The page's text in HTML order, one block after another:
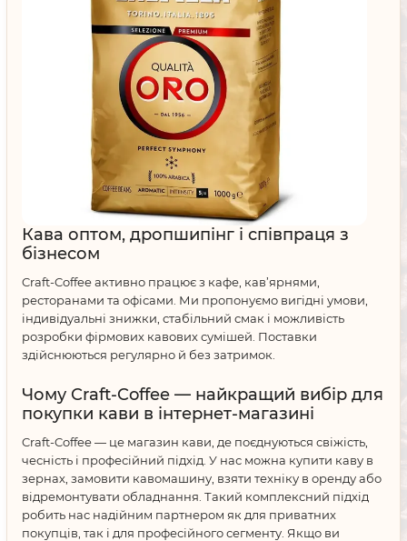
Кава оптом, дропшипінг і співпраця з
бізнесом
Craft-Coffee активно працює з кафе, кав’ярнями,
ресторанами та офісами. Ми пропонуємо вигідні умови,
індивідуальні знижки, стабільний смак і можливість
розробки фірмових кавових сумішей. Поставки
здійснюються регулярно й без затримок.
Чому Craft-Coffee — найкращий вибір для
покупки кави в інтернет-магазині
Craft-Coffee — це магазин кави, де поєднуються свіжість,
чесність і професійний підхід. У нас можна купити каву в
зернах, замовити кавомашину, взяти техніку в оренду або
відремонтувати обладнання. Такий комплексний підхід
робить нас надійним партнером як для приватних
покупців, так і для професійного сегменту. Якщо ви